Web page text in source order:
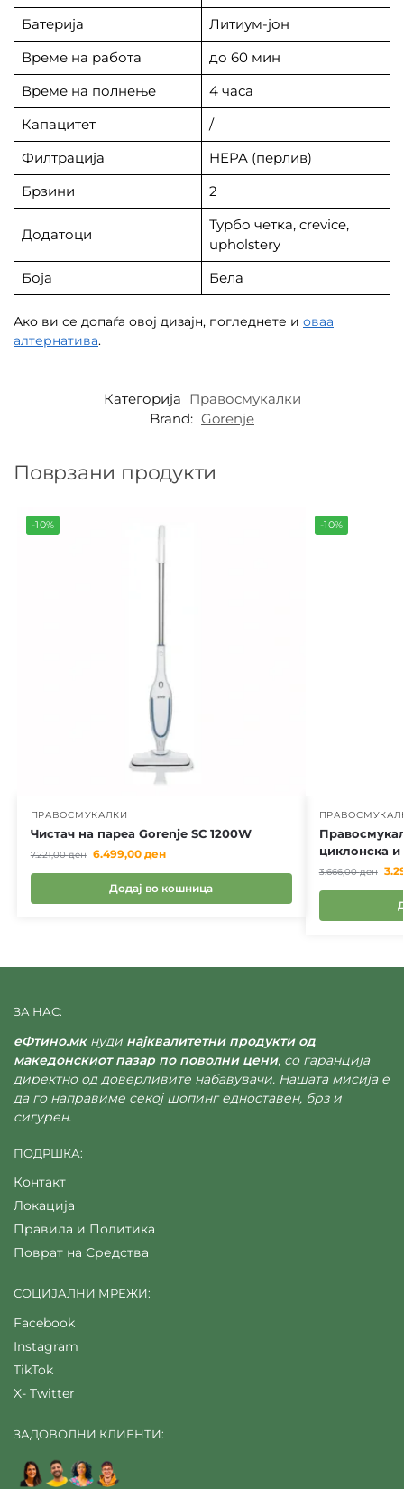
Батерија
Литиум-јон
Време на работа
до 60 мин
Време на полнење
4 часа
Капацитет
/
Филтрација
HEPA (перлив)
Брзини
2
Додатоци
Турбо четка, crevice,
upholstery
Боја
Бела
Ако ви се допаѓа овој дизајн, погледнете и оваа
алтернатива.
Категорија Правосмукалки
Brand: Gorenje
Поврзани продукти
-10%
ПРАВОСМУКАЛКИ
Чистач на пареа Gorenje SC 1200W
7.221,00ден 6.499,00 ден
Додај во кошница
-10%
циклонска
3.666,00ден
ЗА НАС:
еФтино.мкнуди најквалитетни продукти од
македонскиот пазар по поволни цени, со гаранција
директно од доверливите набавувачи. Нашата мисија е
да го направиме секој шопинг едноставен, брз и
сигурен.
ПОДРШКА:
Контакт
Локација
Правила и Политика
Поврат на Средства
СОЦИЈАЛНИ МРЕЖИ:
Facebook
Instagram
TikTok
X- Twitter
ЗАДОВОЛНИ КЛИЕНТИ: